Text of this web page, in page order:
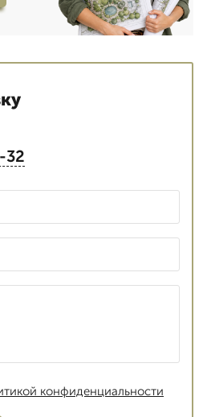
32
конфиденциальности